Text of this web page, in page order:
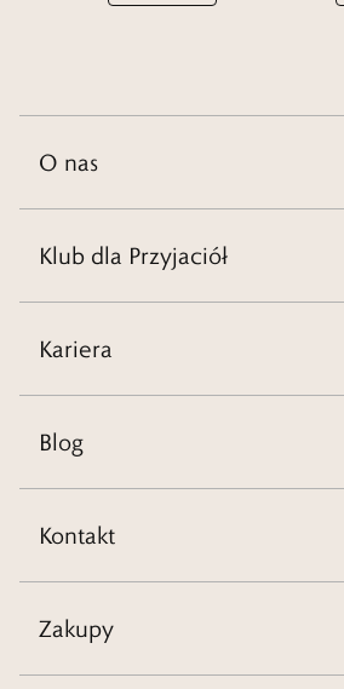
O nas
Klub dla Przyjaciół
Kariera
Blog
Kontakt
Zakupy